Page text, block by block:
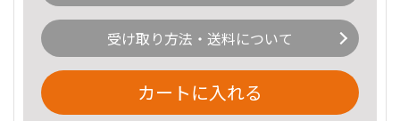
受け取り方法・送料について
カートに入れる